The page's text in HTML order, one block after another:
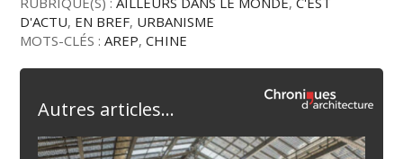
D'ACTU, EN BREF, URBANISME
MOTS-CLÉS :AREP,CHINE
Autres articles...